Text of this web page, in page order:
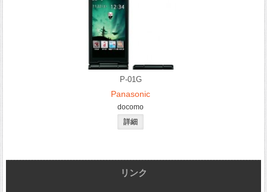
P-01G
Panasonic
docomo
リンク